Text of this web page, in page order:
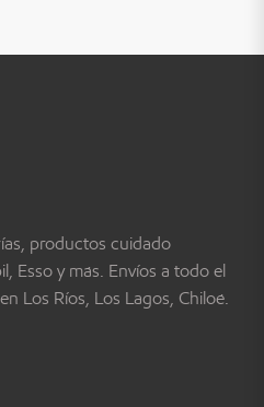
productos cuidado
Esso y más. Envíos a todo el
Los Ríos, Los Lagos, Chiloé.